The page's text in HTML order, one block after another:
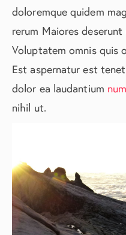
doloremque quidem
rerum Maiores
Voluptatem omnis quis
Est aspernatur est
dolor ea laudantium
nihil ut.